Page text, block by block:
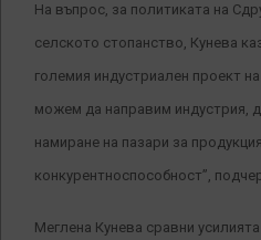
На въпрос, за политиката на
селското стопанство, Кунева
големия индустриален проект
можем да направим индустрия,
намиране на пазари за
конкурентноспособност”,
Меглена Кунева сравни